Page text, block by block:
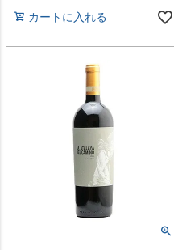
カートに入れる